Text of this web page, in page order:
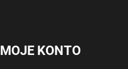
MOJE KONTO